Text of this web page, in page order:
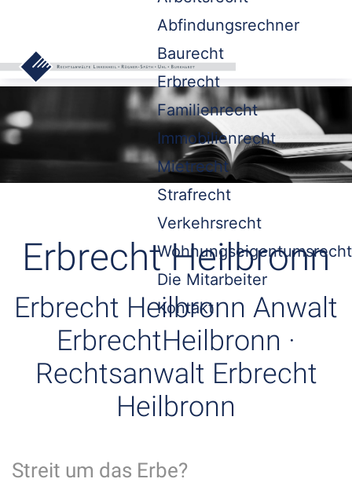
Abfindungsrechner
Baurecht
Erbrecht
Familienrecht
Immobilienrecht
Mietrecht
Strafrecht
Verkehrsrecht
Wohnungseigentumsrecht
Die Mitarbeiter
Kontakt
Erbrecht Heilbronn
Erbrecht Heilbronn Anwalt
ErbrechtHeilbronn ·
Rechtsanwalt Erbrecht
Heilbronn
Streit um das Erbe?